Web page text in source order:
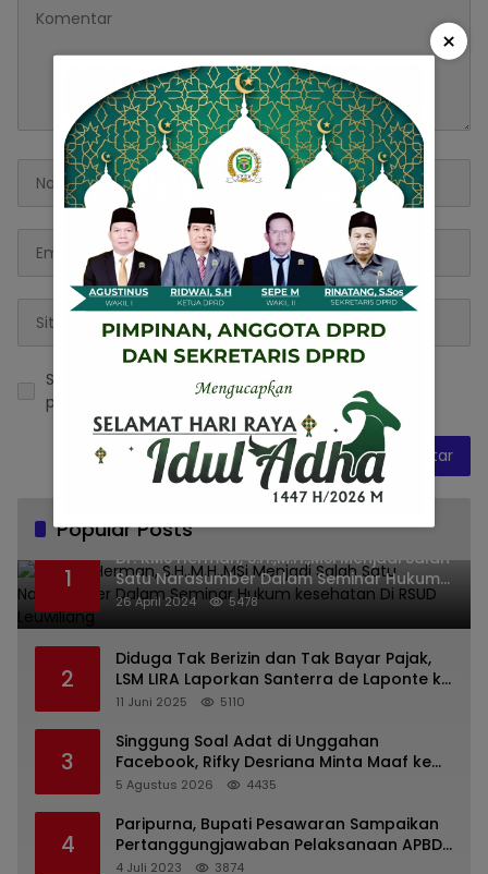
Simpan nama, email, dan situs web saya pada
peramban ini untuk komentar saya berikutnya.
Popular Posts
1
Dr. KMS Herman, S.H.,M.H.,MSi Menjadi Salah
Satu Narasumber Dalam Seminar Hukum
kesehatan Di RSUD Leuwiliang
26 April 2024 5478
2
Diduga Tak Berizin dan Tak Bayar Pajak,
LSM LIRA Laporkan Santerra de Laponte ke
Kejaksaan Kota Batu
11 Juni 2025 5110
3
Singgung Soal Adat di Unggahan
Facebook, Rifky Desriana Minta Maaf ke
PDA dan Bupati Kubar
5 Agustus 2026 4435
4
Paripurna, Bupati Pesawaran Sampaikan
Pertanggungjawaban Pelaksanaan APBD
2022
4 Juli 2023 3874
×